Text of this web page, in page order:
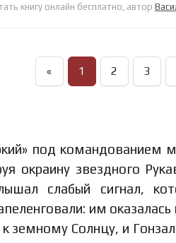
книгу онлайн бесплатно, автор
« 1 2 3
под командованием
окраину звездного
слабый сигнал,
им
земному Солнцу, и